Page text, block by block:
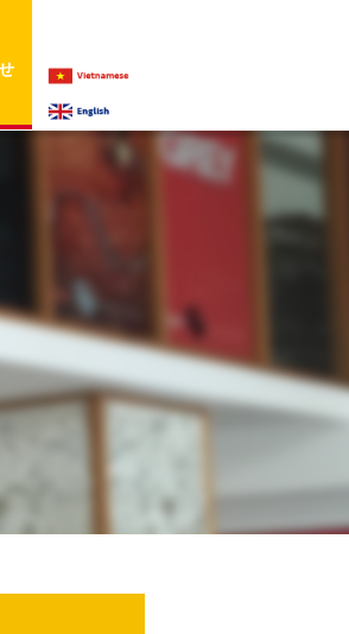
VIETNAMESE
ENGLISH